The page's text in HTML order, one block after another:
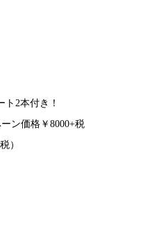
2本付き！
ン価格￥8000+税
）